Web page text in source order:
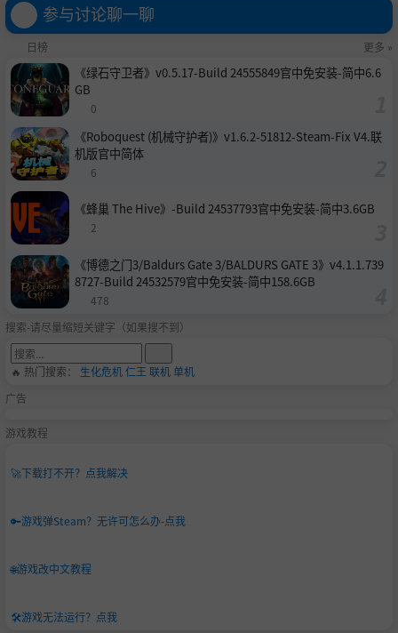
官中免安装-简中31.1GB
参与讨论聊一聊
日榜 更多 »
《绿石守卫者》v0.5.17-Build 24555849官中免安装-简中6.6
GB
0
《Roboquest (机械守护者)》v1.6.2-51812-Steam-Fix V4.联
机版官中简体
6
《蜂巢 The Hive》-Build 24537793官中免安装-简中3.6GB
2
《博德之门3/Baldurs Gate 3/BALDURS GATE 3》v4.1.1.739
8727-Build 24532579官中免安装-简中158.6GB
478
搜索-请尽量缩短关键字（如果搜不到）
🔥 热门搜索： 生化危机仁王 联机单机
广告
游戏教程
🚀下载打不开？点我解决
🔑游戏弹Steam？无许可怎么办-点我
🌐游戏改中文教程
🛠️游戏无法运行？点我